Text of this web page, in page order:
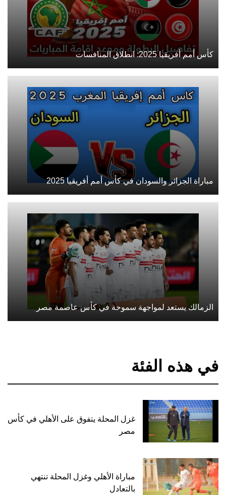
كأس أمم أفريقيا 2025: انطلاق المنافسات
مباراة الجزائر والسودان في كأس أمم أفريقيا 2025
الزمالك يستعد لمواجهة سموحة في كأس عاصمة مصر
في هذه الفئة
غزل المحلة يتفوق على الأهلي في كأس
مصر
مباراة الأهلي وغزل المحلة تنتهي
بالتعادل